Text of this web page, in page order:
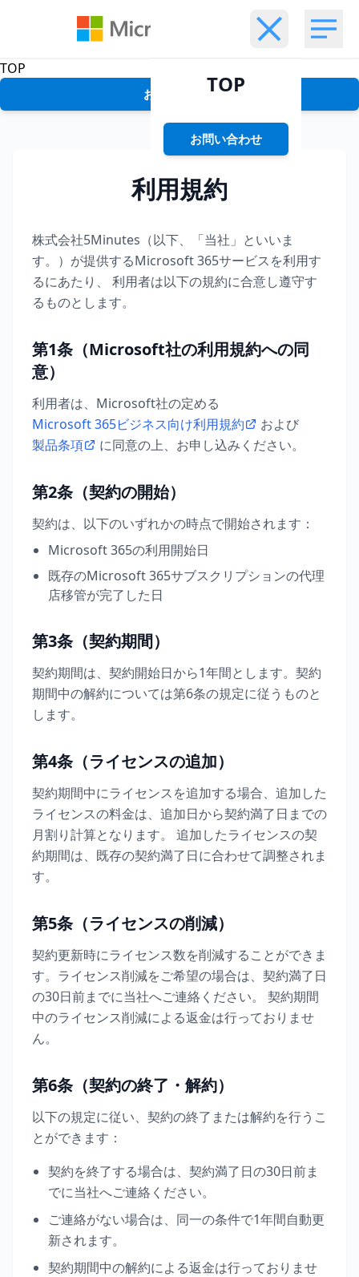
Open
Close menu
TOP
お問い合わせ
TOP
お問い合わせ
利用規約
株式会社5Minutes（以下、「当社」といいま
す。）が提供するMicrosoft 365サービスを利用す
るにあたり、 利用者は以下の規約に合意し遵守す
るものとします。
第1条（Microsoft社の利用規約への同
意）
利用者は、Microsoft社の定める
Microsoft 365ビジネス向け利用規約
および
製品条項
に同意の上、お申し込みください。
第2条（契約の開始）
契約は、以下のいずれかの時点で開始されます：
Microsoft 365の利用開始日
既存のMicrosoft 365サブスクリプションの代理
店移管が完了した日
第3条（契約期間）
契約期間は、契約開始日から1年間とします。契約
期間中の解約については第6条の規定に従うものと
します。
第4条（ライセンスの追加）
契約期間中にライセンスを追加する場合、追加した
ライセンスの料金は、追加日から契約満了日までの
月割り計算となります。 追加したライセンスの契
約期間は、既存の契約満了日に合わせて調整されま
す。
第5条（ライセンスの削減）
契約更新時にライセンス数を削減することができま
す。ライセンス削減をご希望の場合は、契約満了日
の30日前までに当社へご連絡ください。 契約期間
中のライセンス削減による返金は行っておりませ
ん。
第6条（契約の終了・解約）
以下の規定に従い、契約の終了または解約を行うこ
とができます：
契約を終了する場合は、契約満了日の30日前ま
でに当社へご連絡ください。
ご連絡がない場合は、同一の条件で1年間自動更
新されます。
契約期間中の解約による返金は行っておりませ